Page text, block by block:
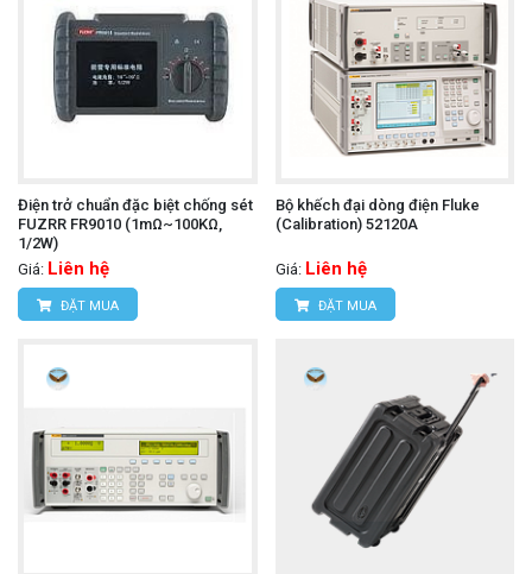
Điện trở chuẩn đặc biệt chống sét
FUZRR FR9010 (1mΩ~100KΩ,
1/2W)
Giá: Liên hệ
ĐẶT MUA
Bộ khếch đại dòng điện Fluke
(Calibration) 52120A
Giá: Liên hệ
ĐẶT MUA